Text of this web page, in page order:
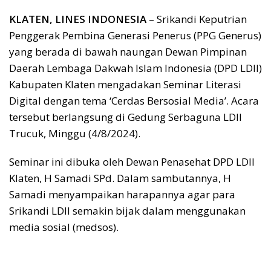
KLATEN, LINES INDONESIA – Srikandi Keputrian
Penggerak Pembina Generasi Penerus (PPG Generus)
yang berada di bawah naungan Dewan Pimpinan
Daerah Lembaga Dakwah Islam Indonesia (DPD LDII)
Kabupaten Klaten mengadakan Seminar Literasi
Digital dengan tema ‘Cerdas Bersosial Media’. Acara
tersebut berlangsung di Gedung Serbaguna LDII
Trucuk, Minggu (4/8/2024).
Seminar ini dibuka oleh Dewan Penasehat DPD LDII
Klaten, H Samadi SPd. Dalam sambutannya, H
Samadi menyampaikan harapannya agar para
Srikandi LDII semakin bijak dalam menggunakan
media sosial (medsos).